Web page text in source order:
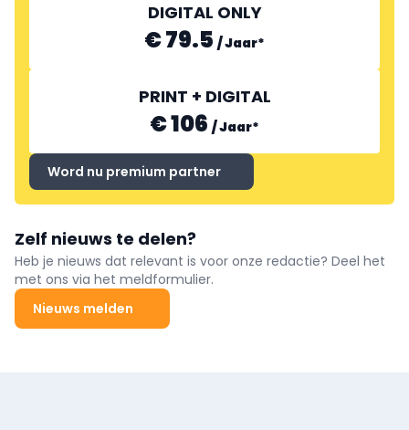
DIGITAL ONLY
€ 79.5 /Jaar*
PRINT + DIGITAL
€ 106 /Jaar*
Word nu premium partner
Zelf nieuws te delen?
Heb je nieuws dat relevant is voor onze redactie? Deel het
met ons via het meldformulier.
Nieuws melden